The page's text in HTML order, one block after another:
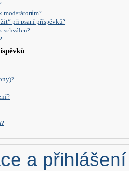
moderátorům?
při psaní příspěvků?
schválen?
a přihlášení